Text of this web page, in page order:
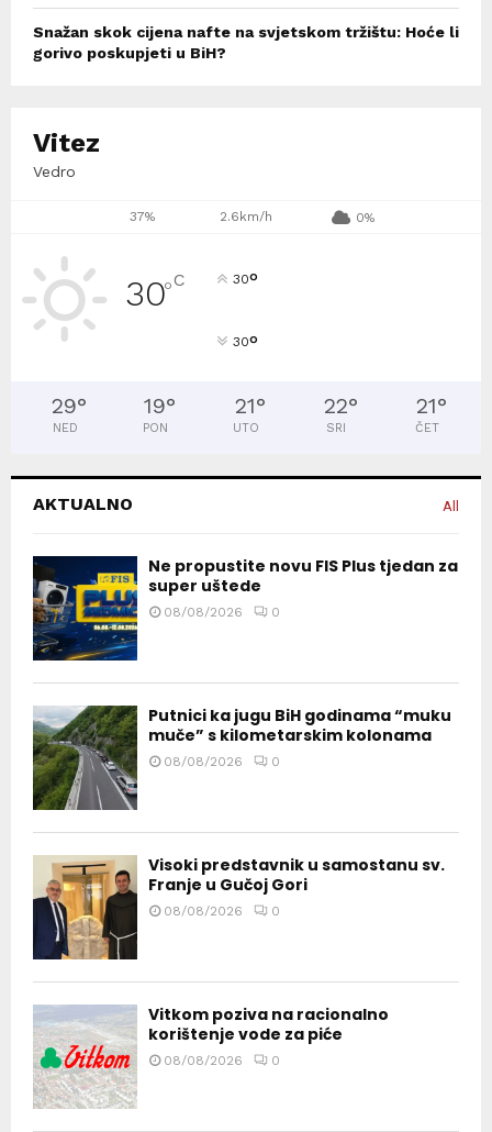
Snažan skok cijena nafte na svjetskom tržištu: Hoće li
gorivo poskupjeti u BiH?
Vitez
Vedro
37% 2.6km/h 0%
30°C 30°
30°
29°
NED
19°
PON
21°
UTO
22°
SRI
21°
ČET
AKTUALNO All
Ne propustite novu FIS Plus tjedan za
super uštede
08/08/2026 0
Putnici ka jugu BiH godinama “muku
muče” s kilometarskim kolonama
08/08/2026 0
Visoki predstavnik u samostanu sv.
Franje u Gučoj Gori
08/08/2026 0
Vitkom poziva na racionalno
korištenje vode za piće
08/08/2026 0